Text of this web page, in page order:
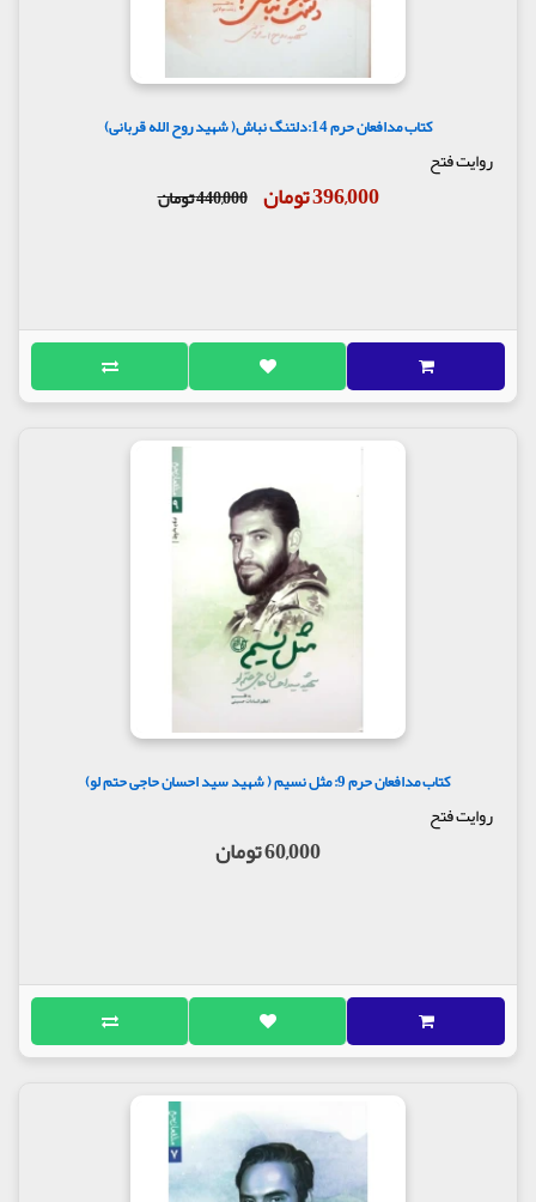
کتاب مدافعان حرم 14:دلتنگ نباش( شهید روح الله قربانی)
روایت فتح
396,000 تومان 440,000 تومان
کتاب مدافعان حرم 9: مثل نسیم ( شهید سید احسان حاجی حتم لو)
روایت فتح
60,000 تومان